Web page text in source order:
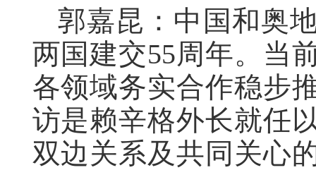
郭嘉昆：中国和奥
两国建交55周年。当
各领域务实合作稳步
访是赖辛格外长就任
双边关系及共同关心